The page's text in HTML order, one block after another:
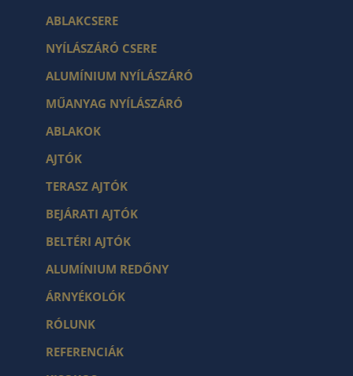
ABLAKCSERE
NYÍLÁSZÁRÓ CSERE
ALUMÍNIUM NYÍLÁSZÁRÓ
MŰANYAG NYÍLÁSZÁRÓ
ABLAKOK
AJTÓK
TERASZ AJTÓK
BEJÁRATI AJTÓK
BELTÉRI AJTÓK
ALUMÍNIUM REDŐNY
ÁRNYÉKOLÓK
RÓLUNK
REFERENCIÁK